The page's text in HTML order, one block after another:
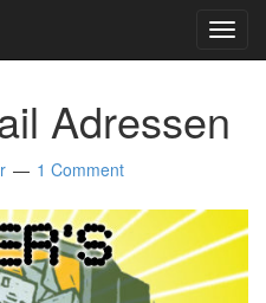
Adressen
1 Comment